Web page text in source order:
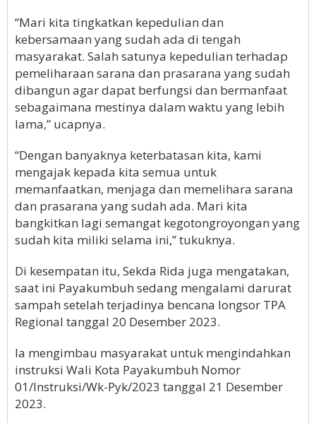
“Mari kita tingkatkan kepedulian dan
kebersamaan yang sudah ada di tengah
masyarakat. Salah satunya kepedulian terhadap
pemeliharaan sarana dan prasarana yang sudah
dibangun agar dapat berfungsi dan bermanfaat
sebagaimana mestinya dalam waktu yang lebih
lama,” ucapnya.
“Dengan banyaknya keterbatasan kita, kami
mengajak kepada kita semua untuk
memanfaatkan, menjaga dan memelihara sarana
dan prasarana yang sudah ada. Mari kita
bangkitkan lagi semangat kegotongroyongan yang
sudah kita miliki selama ini,” tukuknya.
Di kesempatan itu, Sekda Rida juga mengatakan,
saat ini Payakumbuh sedang mengalami darurat
sampah setelah terjadinya bencana longsor TPA
Regional tanggal 20 Desember 2023.
Ia mengimbau masyarakat untuk mengindahkan
instruksi Wali Kota Payakumbuh Nomor
01/Instruksi/Wk-Pyk/2023 tanggal 21 Desember
2023.